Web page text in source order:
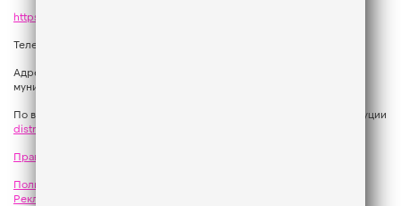
https://gpmsaleshouse.ru/
Телефон редакции:
Адрес: 129075, Российская Федерация, город Москва, вн.тер.г.
муниципальный округ Останкинский, улица Новомосковская, дом 12.
По вопросам регионального развития обращаться в Отдел дистрибуции
distribution@gpmradio.ru
Правила участия в акциях, конкурсах, играх
Политика конфиденциальности
Реклама на Like FM